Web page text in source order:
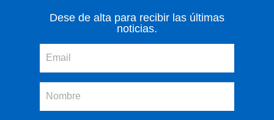
Dese de alta para recibir las últimas
noticias.